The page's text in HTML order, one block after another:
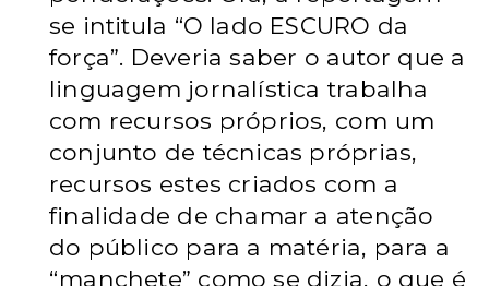
se intitula “O lado ESCURO da
força”. Deveria saber o autor que a
linguagem jornalística trabalha
com recursos próprios, com um
conjunto de técnicas próprias,
recursos estes criados com a
finalidade de chamar a atenção
do público para a matéria, para a
“manchete” como se dizia, o que é